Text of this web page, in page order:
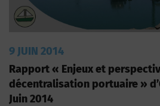
9 JUIN 2014
Rapport « Enjeux et
décentralisation portuaire »
Juin 2014